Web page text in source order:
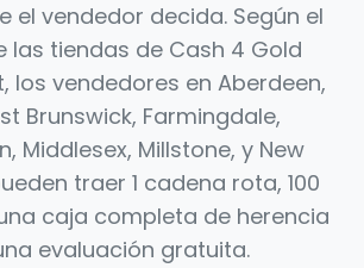
el vendedor decida. Según el
las tiendas de Cash 4 Gold
los vendedores en Aberdeen,
Brunswick, Farmingdale,
Middlesex, Millstone, y New
traer 1 cadena rota, 100
caja completa de herencia
evaluación gratuita.